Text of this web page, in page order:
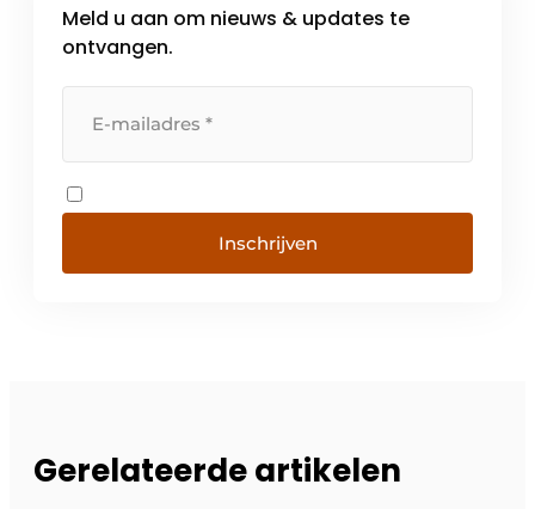
Meld u aan om nieuws & updates te
ontvangen.
Inschrijven
Gerelateerde artikelen